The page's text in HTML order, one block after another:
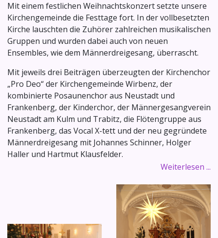
Mit einem festlichen Weihnachtskonzert setzte unsere
Kirchengemeinde die Festtage fort. In der vollbesetzten
Kirche lauschten die Zuhörer zahlreichen musikalischen
Gruppen und wurden dabei auch von neuen
Ensembles, wie dem Männerdreigesang, überrascht.
Mit jeweils drei Beiträgen überzeugten der Kirchenchor
„Pro Deo“ der Kirchengemeinde Wirbenz, der
kombinierte Posaunenchor aus Neustadt und
Frankenberg, der Kinderchor, der Männergesangverein
Neustadt am Kulm und Trabitz, die Flötengruppe aus
Frankenberg, das Vocal X-tett und der neu gegründete
Männerdreigesang mit Johannes Schinner, Holger
Haller und Hartmut Klausfelder.
Weiterlesen ...